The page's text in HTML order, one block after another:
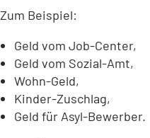
Zum Beispiel:
Geld vom Job-Center,
Geld vom Sozial-Amt,
Wohn-Geld,
Kinder-Zuschlag,
Geld für Asyl-Bewerber.